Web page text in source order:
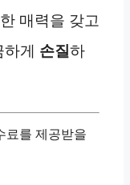
매력을 갖고
게 손질하
료를 제공받을